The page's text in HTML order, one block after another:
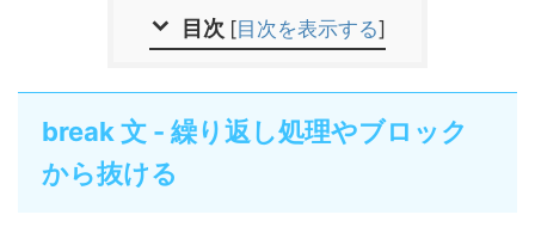
目次 [目次を表示する]
break 文 - 繰り返し処理やブロック
から抜ける